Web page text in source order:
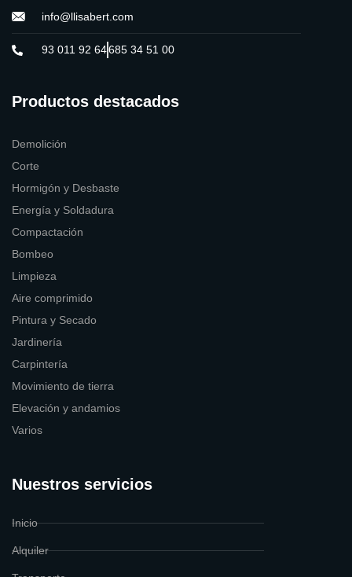
info@llisabert.com
93 011 92 64685 34 51 00
Productos destacados
Demolición
Corte
Hormigón y Desbaste
Energía y Soldadura
Compactación
Bombeo
Limpieza
Aire comprimido
Pintura y Secado
Jardinería
Carpintería
Movimiento de tierra
Elevación y andamios
Varios
Nuestros servicios
Inicio
Alquiler